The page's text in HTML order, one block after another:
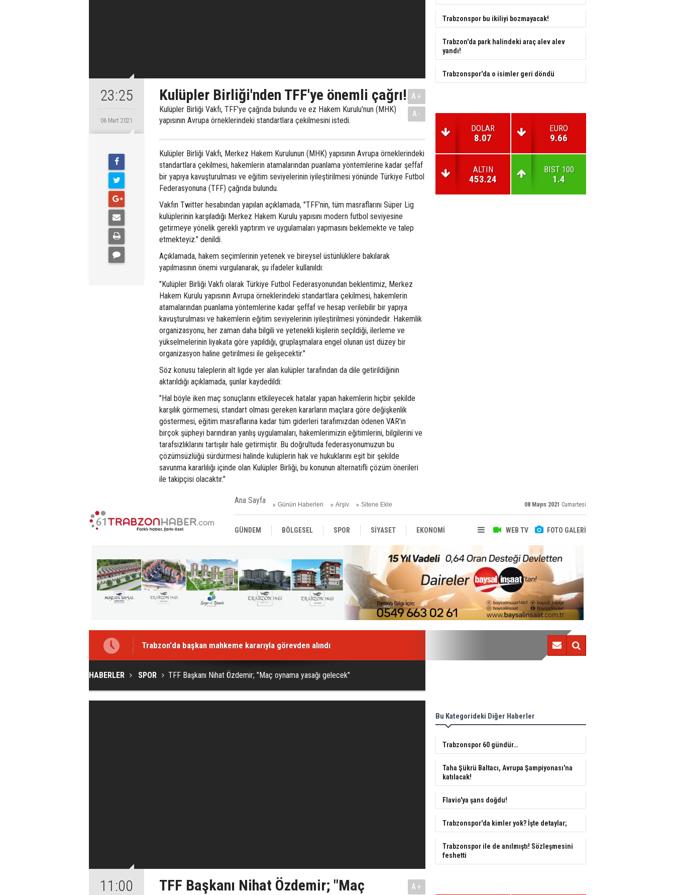
23:25
06 Mart 2021
Kulüpler Birliği'nden TFF'ye önemli çağrı!
Kulüpler Birliği Vakfı, TFF'ye çağrıda bulundu ve ez Hakem Kurulu'nun (MHK)
yapısının Avrupa örneklerindeki standartlara çekilmesini istedi.
A+
A-
Kulüpler Birliği Vakfı, Merkez Hakem Kurulunun (MHK) yapısının Avrupa örneklerindeki
standartlara çekilmesi, hakemlerin atamalarından puanlama yöntemlerine kadar şeffaf
bir yapıya kavuşturulması ve eğitim seviyelerinin iyileştirilmesi yönünde Türkiye Futbol
Federasyonuna (TFF) çağrıda bulundu.
Vakfın Twitter hesabından yapılan açıklamada, "TFF'nin, tüm masraflarını Süper Lig
kulüplerinin karşıladığı Merkez Hakem Kurulu yapısını modern futbol seviyesine
getirmeye yönelik gerekli yaptırım ve uygulamaları yapmasını beklemekte ve talep
etmekteyiz." denildi.
Açıklamada, hakem seçimlerinin yetenek ve bireysel üstünlüklere bakılarak
yapılmasının önemi vurgulanarak, şu ifadeler kullanıldı:
"Kulüpler Birliği Vakfı olarak Türkiye Futbol Federasyonundan beklentimiz, Merkez
Hakem Kurulu yapısının Avrupa örneklerindeki standartlara çekilmesi, hakemlerin
atamalarından puanlama yöntemlerine kadar şeffaf ve hesap verilebilir bir yapıya
kavuşturulması ve hakemlerin eğitim seviyelerinin iyileştirilmesi yönündedir. Hakemlik
organizasyonu, her zaman daha bilgili ve yetenekli kişilerin seçildiği, ilerleme ve
yükselmelerinin liyakata göre yapıldığı, gruplaşmalara engel olunan üst düzey bir
organizasyon haline getirilmesi ile gelişecektir."
Söz konusu taleplerin alt ligde yer alan kulüpler tarafından da dile getirildiğinin
aktarıldığı açıklamada, şunlar kaydedildi:
"Hal böyle iken maç sonuçlarını etkileyecek hatalar yapan hakemlerin hiçbir şekilde
karşılık görmemesi, standart olması gereken kararların maçlara göre değişkenlik
göstermesi, eğitim masraflarına kadar tüm giderleri tarafımızdan ödenen VAR'ın
birçok şüpheyi barındıran yanlış uygulamaları, hakemlerimizin eğitimlerini, bilgilerini ve
tarafsızlıklarını tartışılır hale getirmiştir. Bu doğrultuda federasyonumuzun bu
çözümsüzlüğü sürdürmesi halinde kulüplerin hak ve hukuklarını eşit bir şekilde
savunma kararlılığı içinde olan Kulüpler Birliği, bu konunun alternatifli çözüm önerileri
ile takipçisi olacaktır."
Ana Sayfa Günün Haberleri Arşiv Sitene Ekle 08 Mayıs 2021 Cumartesi
WEB TV FOTO GALERİ
GÜNDEM BÖLGESEL SPOR SİYASET EKONOMİ
SAĞLIK MAGAZİN BİLİM - TEKNOLOJİ
Trabzon'da başkan mahkeme kararıyla görevden alındı Trabzonspor 60 gündür…
HABERLER SPOR TFF Başkanı Nihat Özdemir; "Maç oynama yasağı gelecek"
11:00
TFF Başkanı Nihat Özdemir; "Maç
A+
Bu Kategorideki Diğer Haberler
Trabzonspor 60 gündür…
Taha Şükrü Baltacı, Avrupa Şampiyonası'na
katılacak!
Flavio'ya şans doğdu!
Trabzonspor'da kimler yok? İşte detaylar;
Trabzonspor ile de anılmıştı! Sözleşmesini
feshetti
Trabzonspor bu ikiliyi bozmayacak!
Trabzon'da park halindeki araç alev alev
yandı!
Trabzonspor'da o isimler geri döndü
DOLAR
8.07
EURO
9.66
ALTIN
453.24
BIST 100
1.4